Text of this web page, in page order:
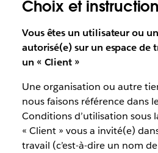
Choix et
Vous êtes un utilisateur ou
autorisé(e) sur un espace de
un « Client »
Une organisation ou autre
nous faisons référence dans
Conditions d’utilisation sous
« Client » vous a invité(e)
travail (c’est-à-dire un nom